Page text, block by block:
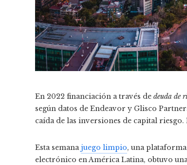
En 2022 financiación a través de deuda de
según datos de Endeavor y Glisco
caída de las inversiones de capital
Esta semanajuego limpio, una
electrónico en América Latina, obtuvo